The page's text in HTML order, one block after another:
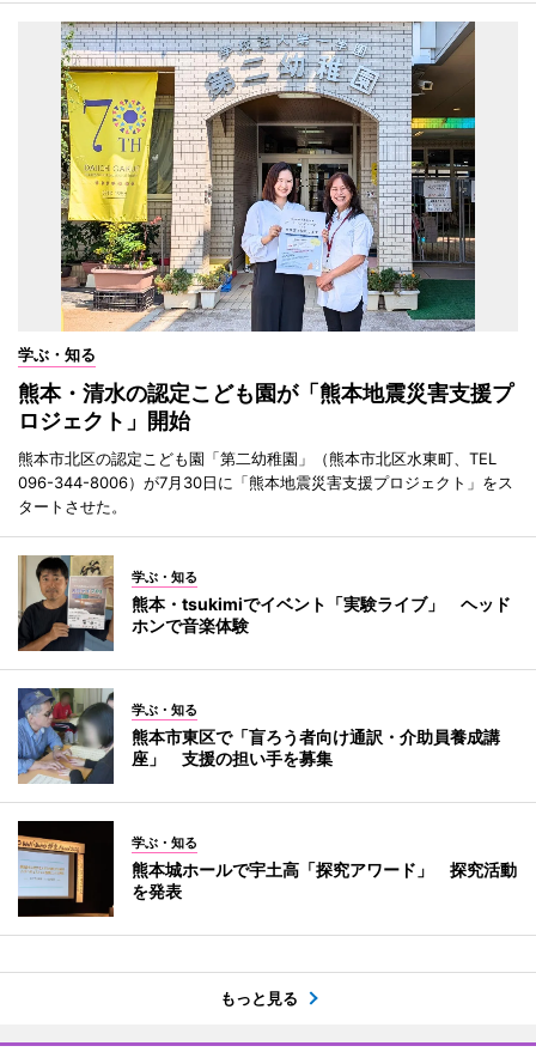
学ぶ・知る
熊本・清水の認定こども園が「熊本地震災害支援プ
ロジェクト」開始
熊本市北区の認定こども園「第二幼稚園」（熊本市北区水東町、TEL
096-344-8006）が7月30日に「熊本地震災害支援プロジェクト」をス
タートさせた。
学ぶ・知る
熊本・tsukimiでイベント「実験ライブ」 ヘッド
ホンで音楽体験
学ぶ・知る
熊本市東区で「盲ろう者向け通訳・介助員養成講
座」 支援の担い手を募集
学ぶ・知る
熊本城ホールで宇土高「探究アワード」 探究活動
を発表
もっと見る